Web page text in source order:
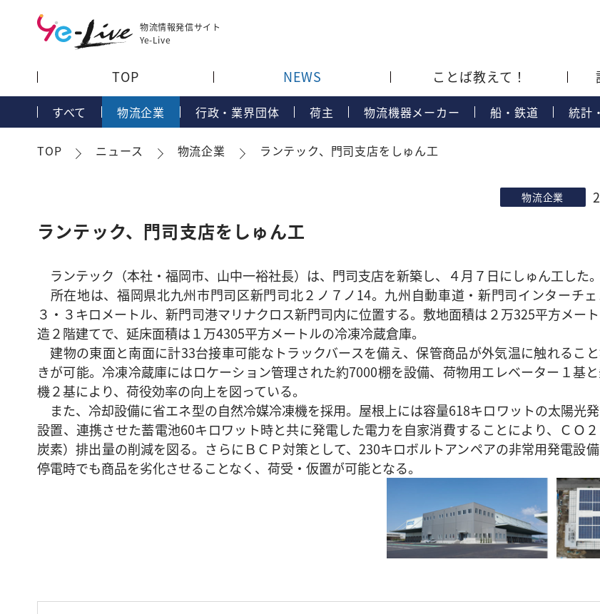
物流情報発信サイト
Ye-Live
TOP NEWS ことば教えて！
すべて 物流企業 行政・業界団体 荷主 物流機器メーカー 船・鉄道 統計
TOP ニュース 物流企業 ランテック、門司支店をしゅん工
物流企業
ランテック、門司支店をしゅん工
ランテック（本社・福岡市、山中一裕社長）は、門司支店を新築し、４月７日にしゅん工した。
所在地は、福岡県北九州市門司区新門司北２ノ７ノ14。九州自動車道・新門司インターチ
３・３キロメートル、新門司港マリナクロス新門司内に位置する。敷地面積は２万325平方メー
造２階建てで、延床面積は１万4305平方メートルの冷凍冷蔵倉庫。
建物の東面と南面に計33台接車可能なトラックバースを備え、保管商品が外気温に触れるこ
きが可能。冷凍冷蔵庫にはロケーション管理された約7000棚を設備、荷物用エレベーター１基
機２基により、荷役効率の向上を図っている。
また、冷却設備に省エネ型の自然冷媒冷凍機を採用。屋根上には容量618キロワットの太陽光
設置、連携させた蓄電池60キロワット時と共に発電した電力を自家消費することにより、ＣＯ
炭素）排出量の削減を図る。さらにＢＣＰ対策として、230キロボルトアンペアの非常用発電設備
停電時でも商品を劣化させることなく、荷受・仮置が可能となる。